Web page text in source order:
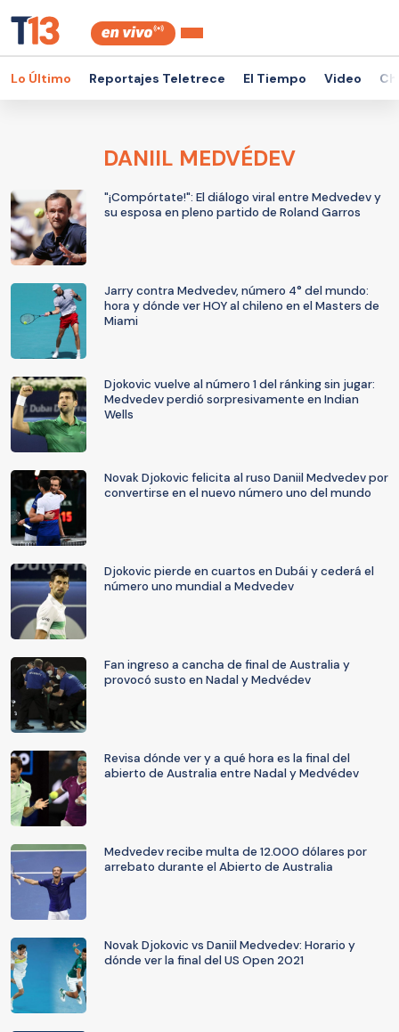
Lo Último Reportajes Teletrece El Tiempo Video
DANIIL MEDVÉDEV
"¡Compórtate!": El diálogo viral entre Medvedev y
su esposa en pleno partido de Roland Garros
Jarry contra Medvedev, número 4° del mundo:
hora y dónde ver HOY al chileno en el Masters de
Miami
Djokovic vuelve al número 1 del ránking sin jugar:
Medvedev perdió sorpresivamente en Indian
Wells
Novak Djokovic felicita al ruso Daniil Medvedev por
convertirse en el nuevo número uno del mundo
Djokovic pierde en cuartos en Dubái y cederá el
número uno mundial a Medvedev
Fan ingreso a cancha de final de Australia y
provocó susto en Nadal y Medvédev
Revisa dónde ver y a qué hora es la final del
abierto de Australia entre Nadal y Medvédev
Medvedev recibe multa de 12.000 dólares por
arrebato durante el Abierto de Australia
Novak Djokovic vs Daniil Medvedev: Horario y
dónde ver la final del US Open 2021